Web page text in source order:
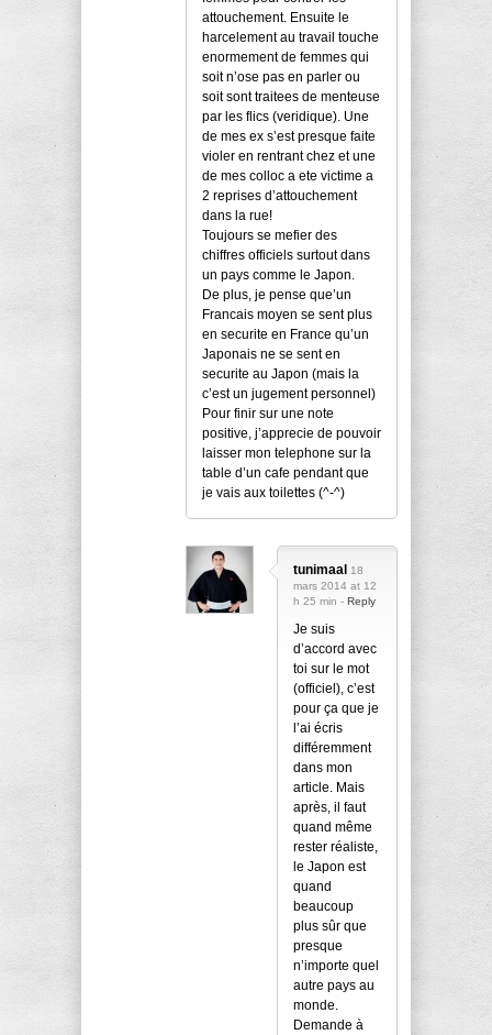
attouchement. Ensuite le
harcelement au travail touche
enormement de femmes qui
soit n’ose pas en parler ou
soit sont traitees de menteuse
par les flics (veridique). Une
de mes ex s’est presque faite
violer en rentrant chez et une
de mes colloc a ete victime a
2 reprises d’attouchement
dans la rue!
Toujours se mefier des
chiffres officiels surtout dans
un pays comme le Japon.
De plus, je pense que’un
Francais moyen se sent plus
en securite en France qu’un
Japonais ne se sent en
securite au Japon (mais la
c’est un jugement personnel)
Pour finir sur une note
positive, j’apprecie de pouvoir
laisser mon telephone sur la
table d’un cafe pendant que
je vais aux toilettes (^-^)
tunimaal 18
mars 2014 at 12
h 25 min - Reply
Je suis
d’accord avec
toi sur le mot
(officiel), c’est
pour ça que je
l’ai écris
différemment
dans mon
article. Mais
après, il faut
quand même
rester réaliste,
le Japon est
quand
beaucoup
plus sûr que
presque
n’importe quel
autre pays au
monde.
Demande à